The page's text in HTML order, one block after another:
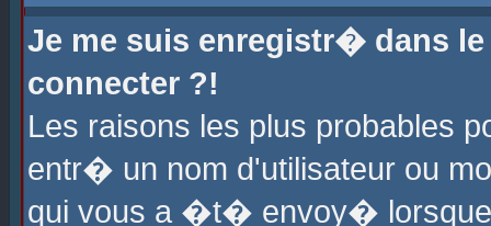
Je me suis enregistr� dans
connecter ?!
Les raisons les plus probables
entr� un nom d'utilisateur ou
qui vous a �t� envoy�